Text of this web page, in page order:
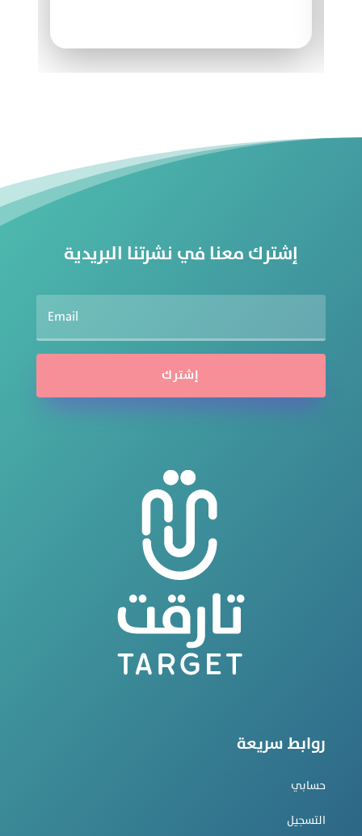
اضافة
من
إشترك معنا في نشرتنا البريدية
إشترك
روابط سريعة
حسابي
التسجيل